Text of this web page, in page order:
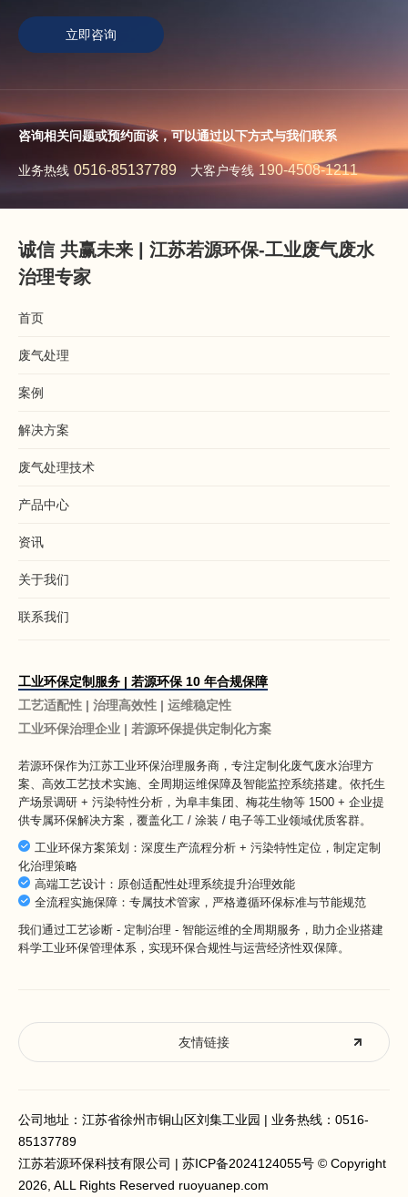
立即咨询
咨询相关问题或预约面谈，可以通过以下方式与我们联系
业务热线 0516-85137789 大客户专线 190-4508-1211
诚信 共赢未来 | 江苏若源环保-工业废气废水
治理专家
首页
废气处理
案例
解决方案
废气处理技术
产品中心
资讯
关于我们
联系我们
工业环保定制服务 | 若源环保 10 年合规保障
工艺适配性 | 治理高效性 | 运维稳定性
工业环保治理企业 | 若源环保提供定制化方案
若源环保作为江苏工业环保治理服务商 ，专注定制化废气废水治理方
案、高效工艺技术实施、全周期运维保障及智能监控系统搭建。依托生
产场景调研 + 污染特性分析，为阜丰集团、梅花生物等 1500 + 企业提
供专属环保解决方案，覆盖化工 / 涂装 / 电子等工业领域优质客群。
工业环保方案策划：深度生产流程分析 + 污染特性定位，制定定制
化治理策略
高端工艺设计：原创适配性处理系统提升治理效能
全流程实施保障：专属技术管家，严格遵循环保标准与节能规范
我们通过工艺诊断 - 定制治理 - 智能运维的全周期服务，助力企业搭建
科学工业环保管理体系，实现环保合规性与运营经济性双保障。
公司地址：江苏省徐州市铜山区刘集工业园 | 业务热线： 0516-
85137789
江苏若源环保科技有限公司 | 苏ICP备2024124055号 © Copyright
2026, ALL Rights Reserved ruoyuanep.com
友情链接